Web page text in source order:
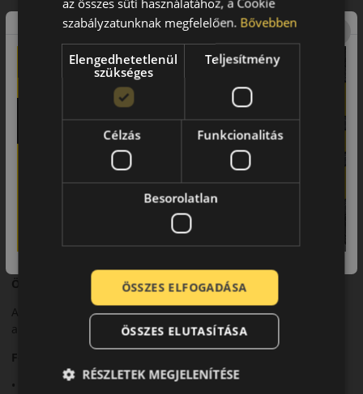
Futófelület és tapadás
Korszerű futófelületi technológiája kiváló tapadást biztosít
száraz és nedves útfelületen.
Biztonsági jellemzők
Rövid fékút és kiszámítható menetstabilitás jellemzi.
Komfort és zajszint
Sportos beállítása mellett is megfelelő komfortot kínál.
Nagy teljesítményű személyautókhoz, sportos nyári
vezetéshez.
Összegzés
A Sport Maxx RT2 ideális választás a modern sportos
autókhoz.
Fő előnyök röviden:
• Új generációs sportabroncs
szabályzatunknak megfelelően. Bővebben
Elengedhetetlenül
szükséges
Teljesítmény
Célzás Funkcionalitás
Besorolatlan
ÖSSZES ELFOGADÁSA
ÖSSZES ELUTASÍTÁSA
RÉSZLETEK MEGJELENÍTÉSE